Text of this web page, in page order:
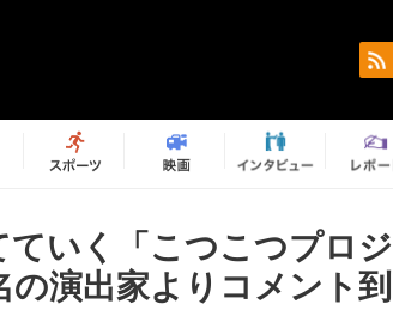
いく「こつこつプロジ
演出家よりコメント到